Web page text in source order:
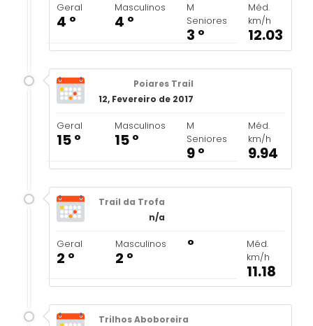
Geral
4 º
Masculinos
4 º
M
Seniores
3 º
Méd.
km/h
12.03
Poiares Trail
12, Fevereiro de 2017
Geral
15 º
Masculinos
15 º
M
Seniores
9 º
Méd.
km/h
9.94
Trail da Trofa
n/a
Geral
2 º
Masculinos
2 º
º
Méd.
km/h
11.18
Trilhos Aboboreira